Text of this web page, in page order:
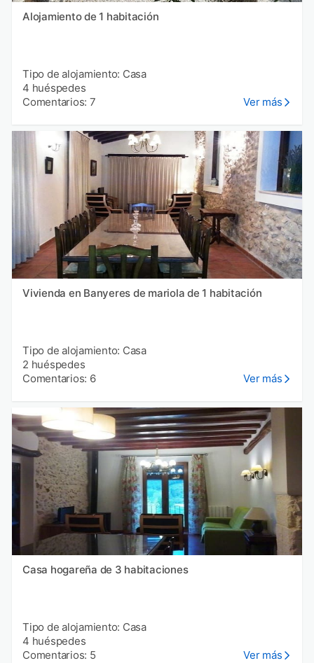
Alojamiento de 1 habitación
Tipo de alojamiento: Casa
4 huéspedes
Comentarios: 7
Ver más
Vivienda en Banyeres de mariola de 1 habitación
Tipo de alojamiento: Casa
2 huéspedes
Comentarios: 6
Ver más
Casa hogareña de 3 habitaciones
Tipo de alojamiento: Casa
4 huéspedes
Comentarios: 5
Ver más